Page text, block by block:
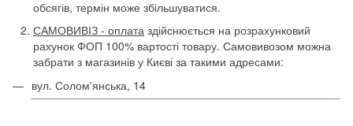
обсягів, термін може збільшуватися.
САМОВИВІЗ - оплата здійснюється на розрахунковий
рахунок ФОП 100% вартості товару. Самовивозом можна
забрати з магазинів у Києві за такими адресами:
вул. Солом'янська, 14